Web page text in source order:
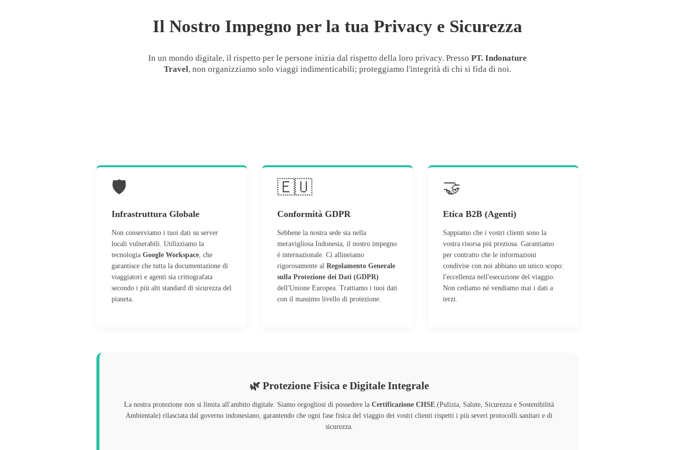
Il Nostro Impegno per la tua Privacy e Sicurezza
In un mondo digitale, il rispetto per le persone inizia dal rispetto della loro privacy. Presso PT. Indonature
Travel, non organizziamo solo viaggi indimenticabili; proteggiamo l'integrità di chi si fida di noi.
🛡️
Infrastruttura Globale
Non conserviamo i tuoi dati su server
locali vulnerabili. Utilizziamo la
tecnologia Google Workspace, che
garantisce che tutta la documentazione di
viaggiatori e agenti sia crittografata
secondo i più alti standard di sicurezza del
pianeta.
🇪🇺
Conformità GDPR
Sebbene la nostra sede sia nella
meravigliosa Indonesia, il nostro impegno
è internazionale. Ci allineiamo
rigorosamente al Regolamento Generale
sulla Protezione dei Dati (GDPR)
dell'Unione Europea. Trattiamo i tuoi dati
con il massimo livello di protezione.
🤝
Etica B2B (Agenti)
Sappiamo che i vostri clienti sono la
vostra risorsa più preziosa. Garantiamo
per contratto che le informazioni
condivise con noi abbiano un unico scopo:
l'eccellenza nell'esecuzione del viaggio.
Non cediamo né vendiamo mai i dati a
terzi.
🌿 Protezione Fisica e Digitale Integrale
La nostra protezione non si limita all'ambito digitale. Siamo orgogliosi di possedere la Certificazione CHSE (Pulizia, Salute, Sicurezza e Sostenibilità
Ambientale) rilasciata dal governo indonesiano, garantendo che ogni fase fisica del viaggio dei vostri clienti rispetti i più severi protocolli sanitari e di
sicurezza.